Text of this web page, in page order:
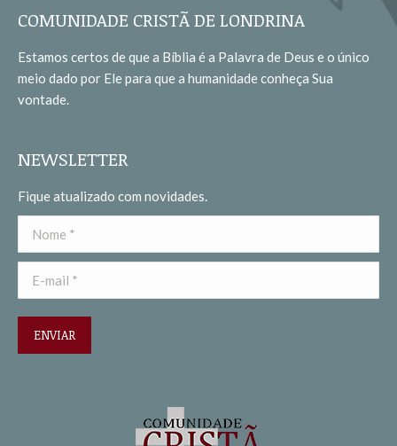
opens
new
window
opens
new
window
COMUNIDADE CRISTÃ DE LONDRINA
Estamos certos de que a Bíblia é a Palavra de Deus e o único
meio dado por Ele para que a humanidade conheça Sua
vontade.
NEWSLETTER
Fique atualizado com novidades.
Nome *
E-mail *
ENVIAR